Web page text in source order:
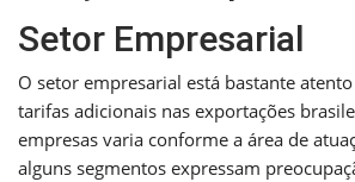
Setor Empresarial
O setor empresarial está bastante
tarifas adicionais nas exportações
empresas varia conforme a área de
alguns segmentos expressam